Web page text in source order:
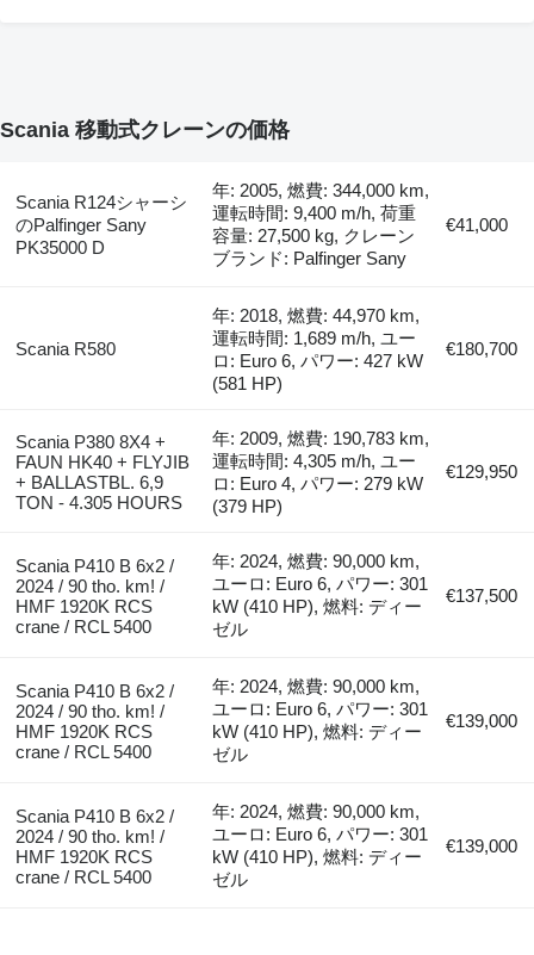
Scania 移動式クレーンの価格
Scania R124シャーシ
のPalfinger Sany
PK35000 D
年: 2005, 燃費: 344,000 km,
運転時間: 9,400 m/h, 荷重
容量: 27,500 kg, クレーン
ブランド: Palfinger Sany
€41,000
Scania R580
年: 2018, 燃費: 44,970 km,
運転時間: 1,689 m/h, ユー
ロ: Euro 6, パワー: 427 kW
(581 HP)
€180,700
Scania P380 8X4 +
FAUN HK40 + FLYJIB
+ BALLASTBL. 6,9
TON - 4.305 HOURS
年: 2009, 燃費: 190,783 km,
運転時間: 4,305 m/h, ユー
ロ: Euro 4, パワー: 279 kW
(379 HP)
€129,950
Scania P410 B 6x2 /
2024 / 90 tho. km! /
HMF 1920K RCS
crane / RCL 5400
年: 2024, 燃費: 90,000 km,
ユーロ: Euro 6, パワー: 301
kW (410 HP), 燃料: ディー
ゼル
€137,500
Scania P410 B 6x2 /
2024 / 90 tho. km! /
HMF 1920K RCS
crane / RCL 5400
年: 2024, 燃費: 90,000 km,
ユーロ: Euro 6, パワー: 301
kW (410 HP), 燃料: ディー
ゼル
€139,000
Scania P410 B 6x2 /
2024 / 90 tho. km! /
HMF 1920K RCS
crane / RCL 5400
年: 2024, 燃費: 90,000 km,
ユーロ: Euro 6, パワー: 301
kW (410 HP), 燃料: ディー
ゼル
€139,000